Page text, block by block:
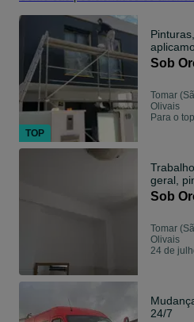
Sob
Tomar
Olivais
Para o
geral,
Sob
Tomar
Olivais
24 de
24/7
TOP